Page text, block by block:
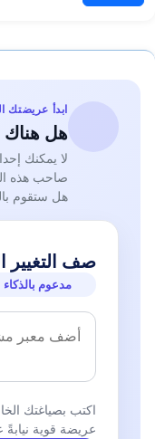
ابدأ عريضتك
هل هناك
لا يمكنك
صاحب هذه
هل ستقوم
صف التغيير
مدعوم
اكتب بصياغتك
عريضة قوية نيابةً